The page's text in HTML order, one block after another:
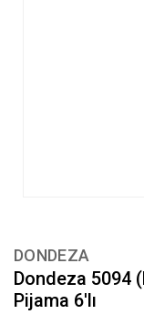
DONDEZA
Dondeza 5094
Pijama 6'lı